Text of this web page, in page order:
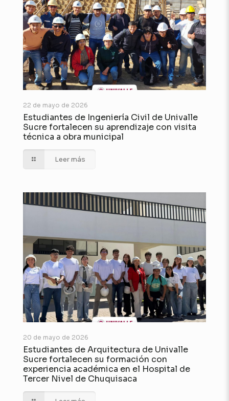
22 de mayo de 2026
Estudiantes de Ingeniería Civil de Univalle
Sucre fortalecen su aprendizaje con visita
técnica a obra municipal
Leer más
20 de mayo de 2026
Estudiantes de Arquitectura de Univalle
Sucre fortalecen su formación con
experiencia académica en el Hospital de
Tercer Nivel de Chuquisaca